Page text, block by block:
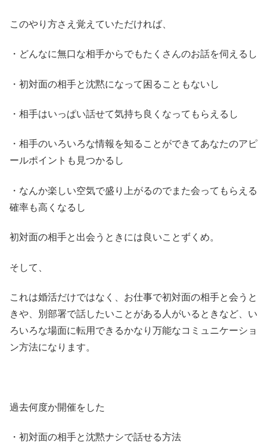
このやり方さえ覚えていただければ、
・どんなに無口な相手からでもたくさんのお話を伺えるし
・初対面の相手と沈黙になって困ることもないし
・相手はいっぱい話せて気持ち良くなってもらえるし
・相手のいろいろな情報を知ることができてあなたのアピ
ールポイントも見つかるし
・なんか楽しい空気で盛り上がるのでまた会ってもらえる
確率も高くなるし
初対面の相手と出会うときには良いことずくめ。
そして、
これは婚活だけではなく、お仕事で初対面の相手と会うと
きや、別部署で話したいことがある人がいるときなど、い
ろいろな場面に転用できるかなり万能なコミュニケーショ
ン方法になります。
過去何度か開催をした
・初対面の相手と沈黙ナシで話せる方法